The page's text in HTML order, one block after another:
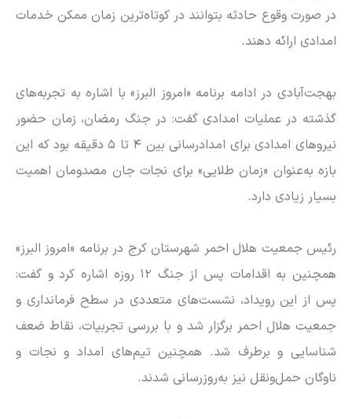
در صورت وقوع حادثه بتوانند در کوتاه‌ترین زمان ممکن خدمات
امدادی ارائه دهند.
بهجت‌آبادی در ادامه برنامه «امروز البرز» با اشاره به تجربه‌های
گذشته در عملیات امدادی گفت: در جنگ رمضان، زمان حضور
نیرو‌های امدادی برای امدادرسانی بین ۴ تا ۵ دقیقه بود که این
بازه به‌عنوان «زمان طلایی» برای نجات جان مصدومان اهمیت
بسیار زیادی دارد.
رئیس جمعیت هلال احمر شهرستان کرج در برنامه «امروز البرز»
همچنین به اقدامات پس از جنگ ۱۲ روزه اشاره کرد و گفت:
پس از این رویداد، نشست‌های متعددی در سطح فرمانداری و
جمعیت هلال احمر برگزار شد و با بررسی تجربیات، نقاط ضعف
شناسایی و برطرف شد. همچنین تیم‌های امداد و نجات و
ناوگان حمل‌ونقل نیز به‌روزرسانی شدند.